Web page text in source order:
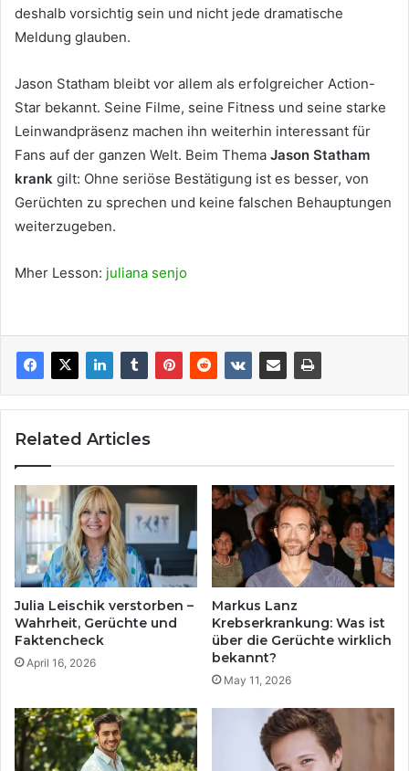
deshalb vorsichtig sein und nicht jede dramatische
Meldung glauben.
Jason Statham bleibt vor allem als erfolgreicher Action-
Star bekannt. Seine Filme, seine Fitness und seine starke
Leinwandpräsenz machen ihn weiterhin interessant für
Fans auf der ganzen Welt. Beim Thema Jason Statham
krank gilt: Ohne seriöse Bestätigung ist es besser, von
Gerüchten zu sprechen und keine falschen Behauptungen
weiterzugeben.
Mher Lesson: juliana senjo
Related Articles
Julia Leischik verstorben –
Wahrheit, Gerüchte und
Faktencheck
April 16, 2026
Markus Lanz
Krebserkrankung: Was ist
über die Gerüchte wirklich
bekannt?
May 11, 2026